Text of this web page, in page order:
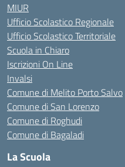
MIUR
Ufficio Scolastico Regionale
Ufficio Scolastico Territoriale
Scuola in Chiaro
Iscrizioni On Line
Invalsi
Comune di Melito Porto Salvo
Comune di San Lorenzo
Comune di Roghudi
Comune di Bagaladi
La Scuola